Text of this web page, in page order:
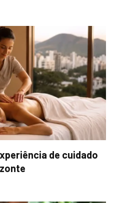
de cuidado